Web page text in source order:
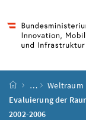
Startseite
…
Weltraum
Evaluierung der
2002-2006